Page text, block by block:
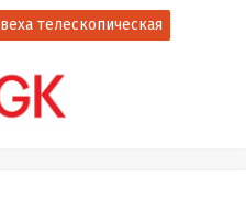
веха телескопическая